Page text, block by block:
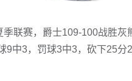
联赛，爵士109-100战胜
9中3，罚球3中3，砍下25